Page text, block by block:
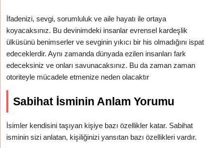
İfadenizi, sevgi, sorumluluk ve aile hayatı ile ortaya
koyacaksınız. Bu devinimdeki insanlar evrensel kardeşlik
ülküsünü benimserler ve sevginin yıkıcı bir his olmadığını ispat
edeceklerdir. Aynı zamanda dünyada ezilen insanları fark
edeceksiniz ve onları savunacaksınız. Bu da zaman zaman
otoriteyle mücadele etmenize neden olacaktır
Sabihat İsminin Anlam Yorumu
İsimler kendisini taşıyan kişiye bazı özellikler katar. Sabihat
isminin sizi anlatan, kişiliğinizi yansıtan bazı özellikleri vardır.